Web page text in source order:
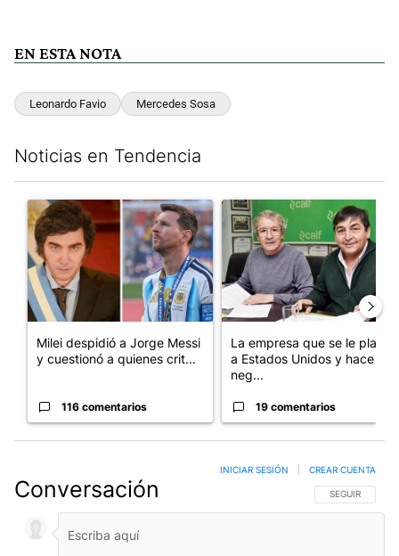
EN ESTA NOTA
Leonardo Favio Mercedes Sosa
Noticias en Tendencia
Un artículo de tendencia con el título "Milei despidió a Jorge
Milei despidió a Jorge Messi
y cuestionó a quienes crit...
116 comentarios
Un artículo de tendencia con
La empresa que se le plantó
a Estados Unidos y hace
neg...
19 comentarios
Conversación SIGA ESTA
SEGUIR
INICIAR SESIÓN CREAR CUENTA